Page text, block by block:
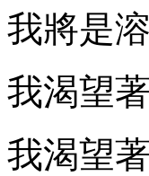
我將是
我渴望
我渴望